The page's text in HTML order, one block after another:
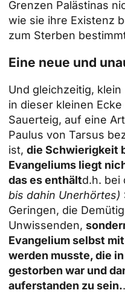
Grenzen Palästinas
wie sie ihre Existenz
zum Sterben
Eine neue und
Und gleichzeitig,
in dieser kleinen
Sauerteig, auf eine
Paulus von Tarsus
ist, die Schwierigkeit
Evangeliums liegt
das es enthältd.h. bei
bis dahin Unerhörtes)
Geringen, die
Unwissenden,
Evangelium selbst
werden musste, die
gestorben war und
auferstanden zu sein..